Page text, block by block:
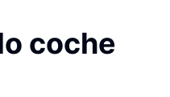
coche